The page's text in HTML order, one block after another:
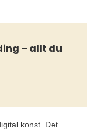
– allt du
konst. Det